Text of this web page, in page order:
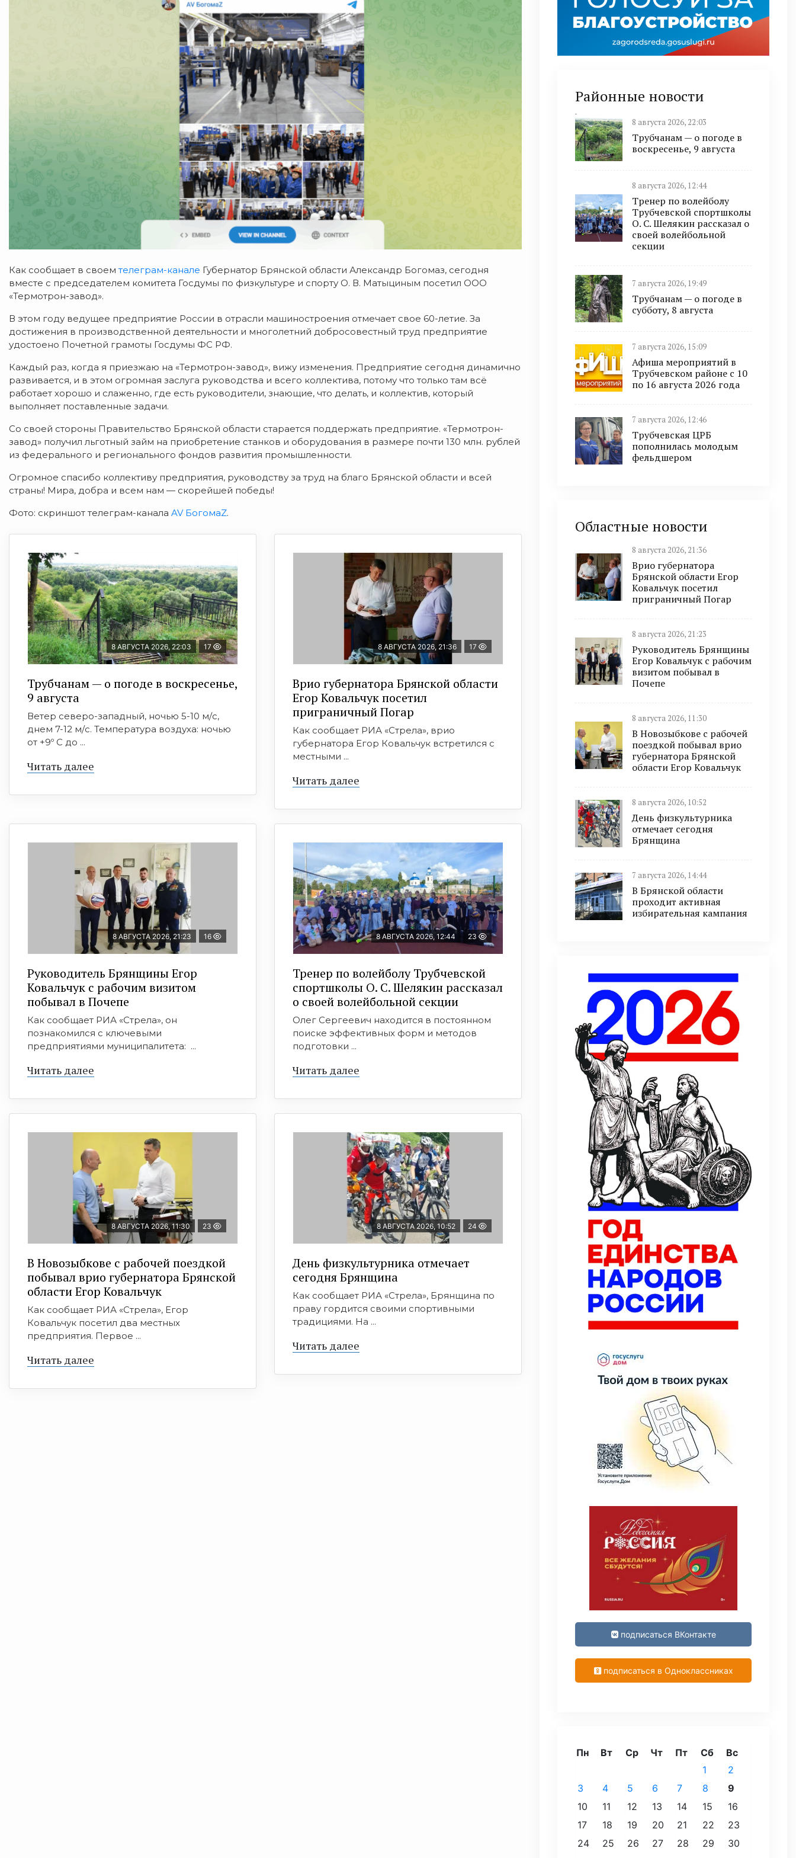
Как сообщает в своемтелеграм-канале Губернатор Брянской области Александр Богомаз, сегодня
вместе с председателем комитета Госдумы по физкультуре и спорту О. В. Матыциным посетил ООО
«Термотрон-завод».
В этом году ведущее предприятие России в отрасли машиностроения отмечает свое 60-летие. За
достижения в производственной деятельности и многолетний добросовестный труд предприятие
удостоено Почетной грамоты Госдумы ФС РФ.
Каждый раз, когда я приезжаю на «Термотрон-завод», вижу изменения. Предприятие сегодня динамично
развивается, и в этом огромная заслуга руководства и всего коллектива, потому что только там всё
работает хорошо и слаженно, где есть руководители, знающие, что делать, и коллектив, который
выполняет поставленные задачи.
Со своей стороны Правительство Брянской области старается поддержать предприятие. «Термотрон-
завод» получил льготный займ на приобретение станков и оборудования в размере почти 130 млн. рублей
из федерального и регионального фондов развития промышленности.
Огромное спасибо коллективу предприятия, руководству за труд на благо Брянской области и всей
страны! Мира, добра и всем нам — скорейшей победы!
Фото: скриншот телеграм-канала AV БогомаZ.
8 АВГУСТА 2026, 22:03 17
Трубчанам — о погоде в воскресенье,
9 августа
Ветер северо-западный, ночью 5-10 м/с,
днем 7-12 м/с. Температура воздуха: ночью
от +9º C до ...
Читать далее
8 АВГУСТА 2026, 21:36 17
Врио губернатора Брянской области
Егор Ковальчук посетил
приграничный Погар
Как сообщает РИА «Стрела», врио
губернатора Егор Ковальчук встретился с
местными ...
Читать далее
8 АВГУСТА 2026, 21:23 16
Руководитель Брянщины Егор
Ковальчук с рабочим визитом
побывал в Почепе
Как сообщает РИА «Стрела», он
познакомился с ключевыми
предприятиями муниципалитета: ...
Читать далее
8 АВГУСТА 2026, 12:44 23
Тренер по волейболу Трубчевской
спортшколы О. С. Шелякин рассказал
о своей волейбольной секции
Олег Сергеевич находится в постоянном
поиске эффективных форм и методов
подготовки ...
Читать далее
8 АВГУСТА 2026, 11:30 23
В Новозыбкове с рабочей поездкой
побывал врио губернатора Брянской
области Егор Ковальчук
Как сообщает РИА «Стрела», Егор
Ковальчук посетил два местных
предприятия. Первое ...
Читать далее
8 АВГУСТА 2026, 10:52 24
День физкультурника отмечает
сегодня Брянщина
Как сообщает РИА «Стрела», Брянщина по
праву гордится своими спортивными
традициями. На ...
Читать далее
Районные новости
8 августа 2026, 22:03
Трубчанам — о погоде в
воскресенье, 9 августа
8 августа 2026, 12:44
Тренер по волейболу
Трубчевской спортшколы
О. С. Шелякин рассказал о
своей волейбольной
секции
7 августа 2026, 19:49
Трубчанам — о погоде в
субботу, 8 августа
7 августа 2026, 15:09
Афиша мероприятий в
Трубчевском районе с 10
по 16 августа 2026 года
7 августа 2026, 12:46
Трубчевская ЦРБ
пополнилась молодым
фельдшером
Областные новости
8 августа 2026, 21:36
Врио губернатора
Брянской области Егор
Ковальчук посетил
приграничный Погар
8 августа 2026, 21:23
Руководитель Брянщины
Егор Ковальчук с рабочим
визитом побывал в
Почепе
8 августа 2026, 11:30
В Новозыбкове с рабочей
поездкой побывал врио
губернатора Брянской
области Егор Ковальчук
8 августа 2026, 10:52
День физкультурника
отмечает сегодня
Брянщина
7 августа 2026, 14:44
В Брянской области
проходит активная
избирательная кампания
подписаться ВКонтакте
подписаться в Одноклассниках
Пн Вт Ср Чт Пт Сб
Вс
1
2
3
4 5 6 7 8
9
10
11 12 13 14 15
16
17
18 19 20 21 22
23
24
25 26 27 28 29
30